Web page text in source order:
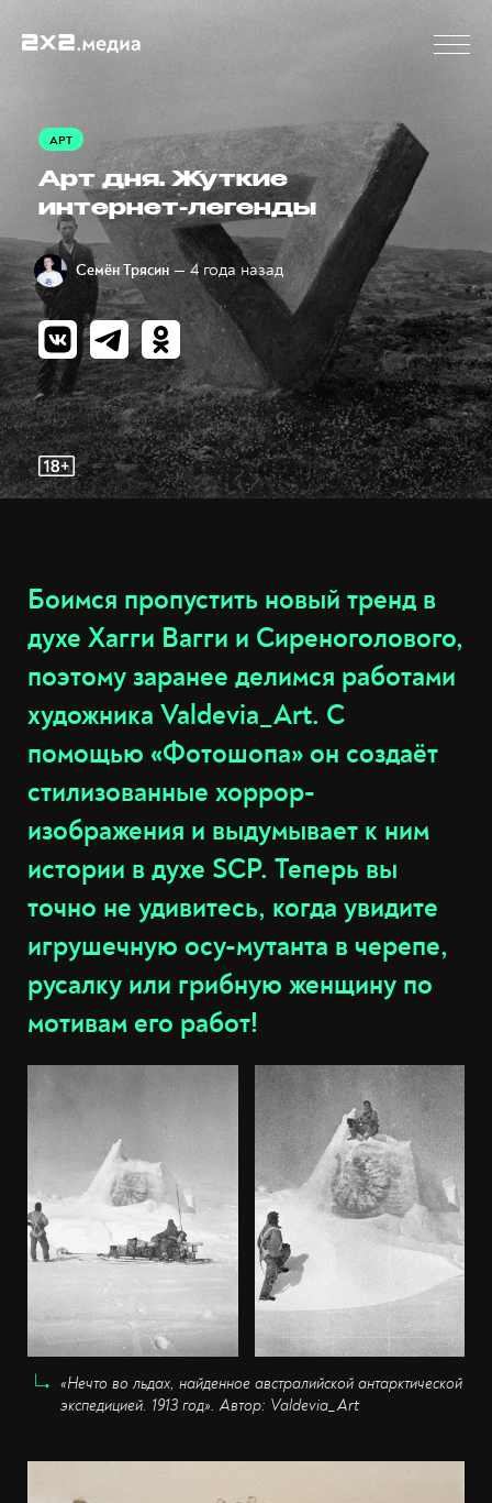
АРТ
Арт дня. Жуткие
интернет-легенды
Семён Трясин — 4 года назад
Боимся пропустить новый тренд в
духе Хагги Вагги и Сиреноголового,
поэтому заранее делимся работами
художника Valdevia_Art. С
помощью «Фотошопа» он создаёт
стилизованные хоррор-
изображения и выдумывает к ним
истории в духе SCP. Теперь вы
точно не удивитесь, когда увидите
игрушечную осу-мутанта в черепе,
русалку или грибную женщину по
мотивам его работ!
«Нечто во льдах, найденное австралийской антарктической
экспедицией. 1913 год». Автор: Valdevia_Art